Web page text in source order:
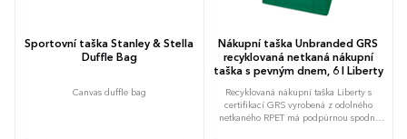
Sportovní taška Stanley & Stella
Duffle Bag
Canvas duffle bag
Nákupní taška Unbranded GRS
recyklovaná netkaná nákupní
taška s pevným dnem, 6 l Liberty
Recyklovaná nákupní taška Liberty s
certifikací GRS vyrobená z odolného
netkaného RPET má podpůrnou spodní